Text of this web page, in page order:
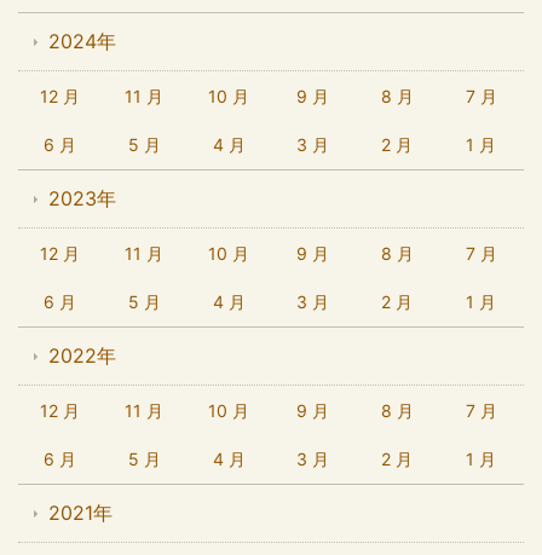
2024年
12 月 11 月 10 月 9 月 8 月 7 月
6 月 5 月 4 月 3 月 2 月 1 月
2023年
12 月 11 月 10 月 9 月 8 月 7 月
6 月 5 月 4 月 3 月 2 月 1 月
2022年
12 月 11 月 10 月 9 月 8 月 7 月
6 月 5 月 4 月 3 月 2 月 1 月
2021年